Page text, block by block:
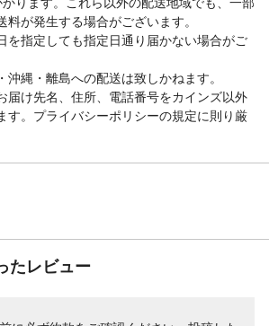
料が発生する場合がございます。
を指定しても指定日通り届かない場合がご
沖縄・離島への配送は致しかねます。
届け先名、住所、電話番号をカインズ以外
す。プライバシーポリシーの規定に則り厳
たレビュー